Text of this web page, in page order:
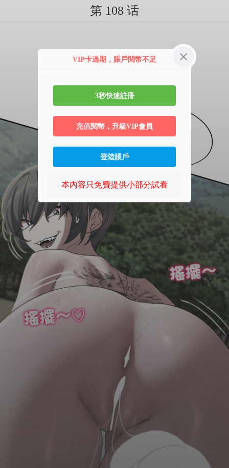
第 108 话
VIP卡過期，賬戶閱幣不足
3秒快速註冊
充值閱幣，升級VIP會員
登陸賬戶
本內容只免費提供小部分試看